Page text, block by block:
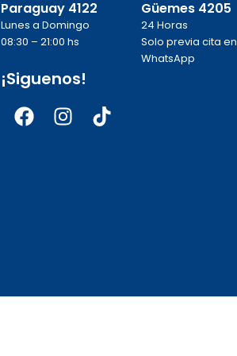
Paraguay 4122
Lunes a Domingo
08:30 – 21:00 hs
¡Siguenos!
Facebook
Instagram
Tiktok
Güemes 4205
24 Horas
Solo previa cita en
WhatsApp